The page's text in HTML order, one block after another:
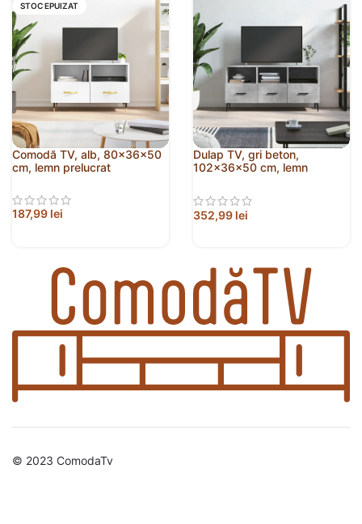
STOC EPUIZAT
Comodă TV, alb, 80x36x50
cm, lemn prelucrat
187,99 lei
Dulap TV, gri beton,
102x36x50 cm, lemn
352,99 lei
© 2023 ComodaTv